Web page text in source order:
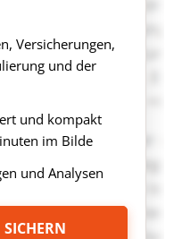
Versicherungen,
und der
und kompakt
im Bilde
und Analysen
SICHERN